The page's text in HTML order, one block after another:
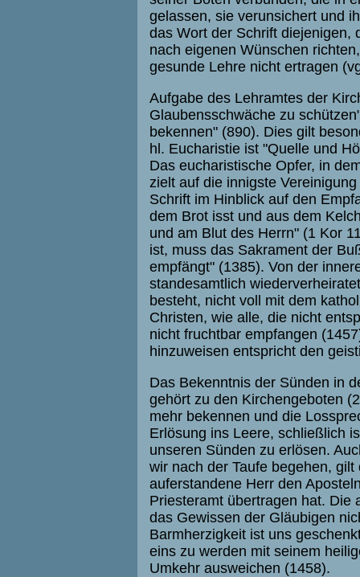
gelassen, sie verunsichert und
das Wort der Schrift diejenigen,
nach eigenen Wünschen
gesunde Lehre nicht ertragen
Aufgabe des Lehramtes der
Glaubensschwäche zu
bekennen" (890). Dies gilt
hl. Eucharistie ist "Quelle und
Das eucharistische Opfer, in
zielt auf die innigste
Schrift im Hinblick auf den
dem Brot isst und aus dem
und am Blut des Herrn" (1 Kor
ist, muss das Sakrament der
empfängt" (1385). Von der
standesamtlich
besteht, nicht voll mit dem
Christen, wie alle, die nicht
nicht fruchtbar empfangen
hinzuweisen entspricht den
Das Bekenntnis der Sünden in
gehört zu den Kirchengeboten
mehr bekennen und die
Erlösung ins Leere, schließlich
unseren Sünden zu erlösen.
wir nach der Taufe begehen,
auferstandene Herr den
Priesteramt übertragen hat. Die
das Gewissen der Gläubigen
Barmherzigkeit ist uns
eins zu werden mit seinem
Umkehr ausweichen (1458).